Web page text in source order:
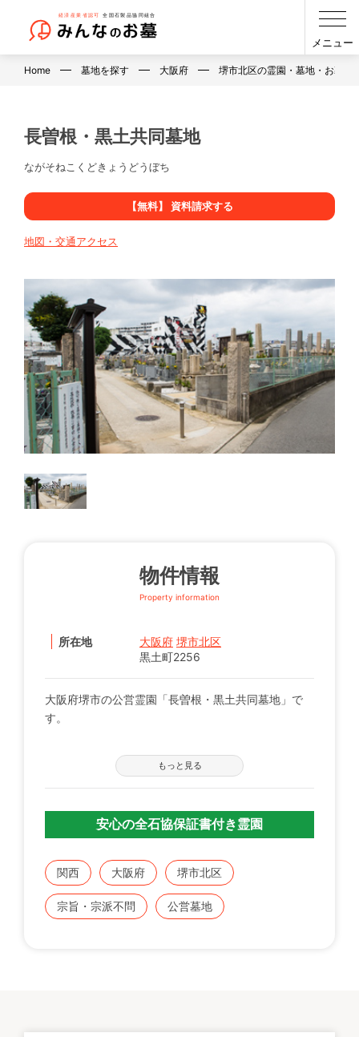
メニュー
Home 墓地を探す 大阪府 堺市北区の霊園・墓地・お墓
長曽根・黒土共同墓地
ながそねこくどきょうどうぼち
【無料】 資料請求する
地図・交通アクセス
物件情報
Property information
所在地 大阪府 堺市北区
黒土町2256
大阪府堺市の公営霊園「長曽根・黒土共同墓地」で
す。
【募集の詳細について】
管轄の自治体窓口へお問い合わせください。
※募集は不定期で、申込に際する諸条件がございま
す。
てる、直す、引越すなどをご検討の方は、専門のスタ
ッフが無料でご相談をお受けします。
お気軽にみんなのお墓 お問い合わせ窓口【0120-12-
もっと見る
安心の全石協保証書付き霊園
関西 大阪府 堺市北区
宗旨・宗派不問 公営墓地